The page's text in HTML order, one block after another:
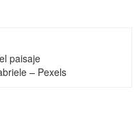
paisaje
– Pexels